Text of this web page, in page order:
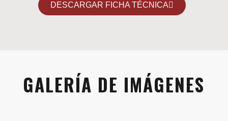
DESCARGAR FICHA TÉCNICA
GALERÍA DE IMÁGENES